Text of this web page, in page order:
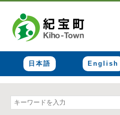
日本語 English